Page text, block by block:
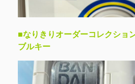
■なりきりオーダーコレクショ
ブルキー